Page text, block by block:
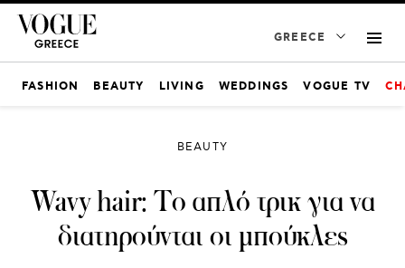
GREECE
FASHION BEAUTY LIVING WEDDINGS VOGUE TV
BEAUTY
Wavy hair: Το απλό τρικ για να
διατηρούνται οι μπούκλες